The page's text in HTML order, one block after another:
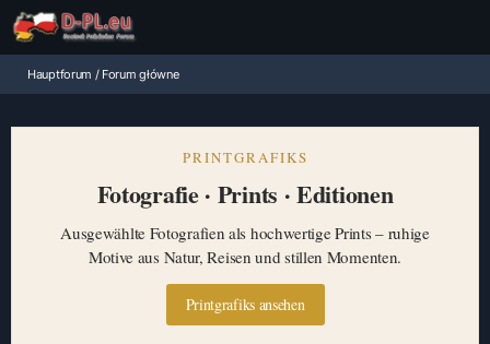
Hauptforum / Forum główne
PRINTGRAFIKS
Fotografie · Prints · Editionen
Ausgewählte Fotografien als hochwertige Prints – ruhige
Motive aus Natur, Reisen und stillen Momenten.
Printgrafiks ansehen